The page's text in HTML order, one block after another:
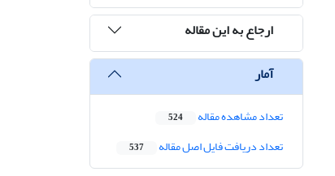
ارجاع به این مقاله
آمار
تعداد مشاهده مقاله 524
تعداد دریافت فایل اصل مقاله 537